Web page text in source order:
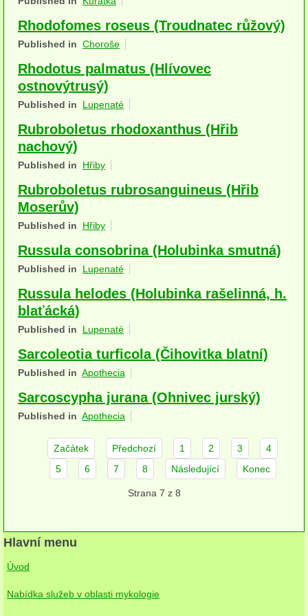
podle typu plodnic
Apothecia
mykorhizni
terestrické saprotrofní
fungikolní
šišky, plody, květy
lichenizované
muscikolni
herbikolní-dvouděložné
herbikolní-jednoděložné
herbikolní-kapraďorosty
Perithecia stromatická
Perithecia nestromatická
bílá hniloba
Rhodofomes roseus (Troudnatec růžový)
Published in Choroše
Rhodotus palmatus (Hlívovec
ostnovýtrusý)
Published in Lupenaté
Rubroboletus rhodoxanthus (Hřib
nachový)
Published in Hřiby
Rubroboletus rubrosanguineus (Hřib
Moserův)
Published in Hřiby
Russula consobrina (Holubinka smutná)
Published in Lupenaté
Russula helodes (Holubinka rašelinná, h.
blaťácká)
Published in Lupenaté
Sarcoleotia turficola (Čihovitka blatní)
Published in Apothecia
Sarcoscypha jurana (Ohnivec jurský)
Published in Apothecia
Začátek Předchozí 1 2 3
4
5
6 7 8 Následující Konec
Strana 7 z 8
Hlavní menu
Úvod
Nabídka služeb v oblasti mykologie